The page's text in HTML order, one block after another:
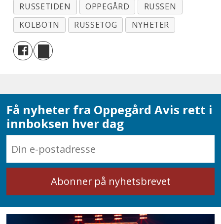
RUSSETIDEN OPPEGÅRD
RUSSEN
KOLBOTN
RUSSETOG NYHETER
Få nyheter fra Oppegård Avis rett i
innboksen hver dag